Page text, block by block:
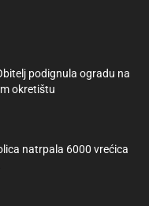
podignula ogradu na
okretištu
natrpala 6000 vrećica